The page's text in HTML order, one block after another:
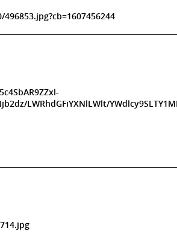
LWRhdGFiYXNlLWlt/